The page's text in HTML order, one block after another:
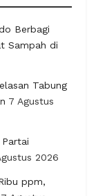
Berbagi
Sampah di
Tabung
7 Agustus
2026
ppm,